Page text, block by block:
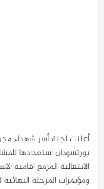
بورتسودان استعدادها
الانتقالية المزمع
ومؤتمرات المرحلة